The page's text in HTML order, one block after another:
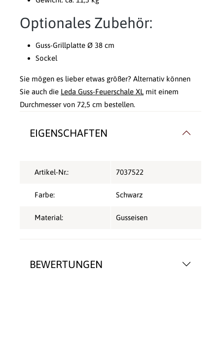
Optionales Zubehör:
Guss-Grillplatte Ø 38 cm
Sockel
Sie mögen es lieber etwas größer? Alternativ können
Sie auch die Leda Guss-Feuerschale XL mit einem
Durchmesser von 72,5 cm bestellen.
BEWERTUNGEN
EIGENSCHAFTEN
Artikel-Nr.: 7037522
Farbe: Schwarz
Material: Gusseisen